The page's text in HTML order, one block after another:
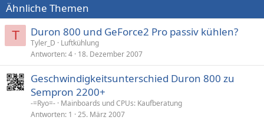
Ähnliche Themen
T Duron 800 und GeForce2 Pro passiv kühlen?
Tyler_D
Luftkühlung
Antworten 4 18. Dezember 2007
Geschwindigkeitsunterschied Duron 800 zu
Sempron 2200+
-=Ryo=- Mainboards und CPUs: Kaufberatung
Antworten 1 25. März 2007